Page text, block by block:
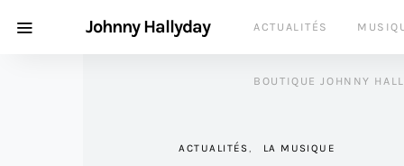
Johnny Hallyday ACTUALITÉS
BOUTIQUE JOHNNY
ACTUALITÉS LA MUSIQUE